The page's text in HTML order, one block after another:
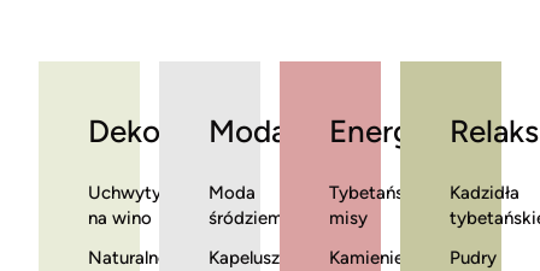
Dekoracje
Uchwyty
na wino
Naturalne
Moda
Moda
śródziemnomorska
Kapelusze
Energia
Tybetańskie
misy
Kamienie
Relaks
Kadzidła
Pudry